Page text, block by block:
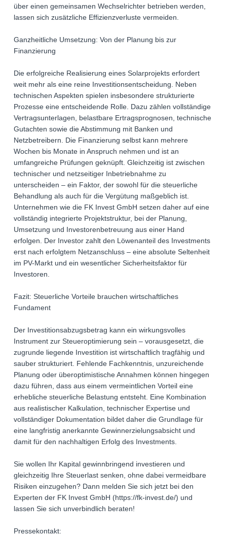
über einen gemeinsamen Wechselrichter betrieben werden,
lassen sich zusätzliche Effizienzverluste vermeiden.
Ganzheitliche Umsetzung: Von der Planung bis zur
Finanzierung
Die erfolgreiche Realisierung eines Solarprojekts erfordert
weit mehr als eine reine Investitionsentscheidung. Neben
technischen Aspekten spielen insbesondere strukturierte
Prozesse eine entscheidende Rolle. Dazu zählen vollständige
Vertragsunterlagen, belastbare Ertragsprognosen, technische
Gutachten sowie die Abstimmung mit Banken und
Netzbetreibern. Die Finanzierung selbst kann mehrere
Wochen bis Monate in Anspruch nehmen und ist an
umfangreiche Prüfungen geknüpft. Gleichzeitig ist zwischen
technischer und netzseitiger Inbetriebnahme zu
unterscheiden – ein Faktor, der sowohl für die steuerliche
Behandlung als auch für die Vergütung maßgeblich ist.
Unternehmen wie die FK Invest GmbH setzen daher auf eine
vollständig integrierte Projektstruktur, bei der Planung,
Umsetzung und Investorenbetreuung aus einer Hand
erfolgen. Der Investor zahlt den Löwenanteil des Investments
erst nach erfolgtem Netzanschluss – eine absolute Seltenheit
im PV-Markt und ein wesentlicher Sicherheitsfaktor für
Investoren.
Fazit: Steuerliche Vorteile brauchen wirtschaftliches
Fundament
Der Investitionsabzugsbetrag kann ein wirkungsvolles
Instrument zur Steueroptimierung sein – vorausgesetzt, die
zugrunde liegende Investition ist wirtschaftlich tragfähig und
sauber strukturiert. Fehlende Fachkenntnis, unzureichende
Planung oder überoptimistische Annahmen können hingegen
dazu führen, dass aus einem vermeintlichen Vorteil eine
erhebliche steuerliche Belastung entsteht. Eine Kombination
aus realistischer Kalkulation, technischer Expertise und
vollständiger Dokumentation bildet daher die Grundlage für
eine langfristig anerkannte Gewinnerzielungsabsicht und
damit für den nachhaltigen Erfolg des Investments.
Sie wollen Ihr Kapital gewinnbringend investieren und
gleichzeitig Ihre Steuerlast senken, ohne dabei vermeidbare
Risiken einzugehen? Dann melden Sie sich jetzt bei den
Experten der FK Invest GmbH (https://fk-invest.de/) und
lassen Sie sich unverbindlich beraten!
Pressekontakt: